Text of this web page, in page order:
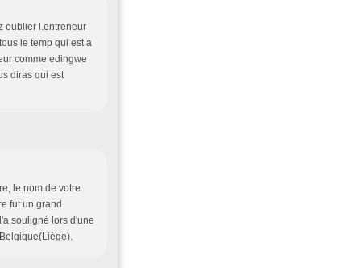
oublier l.entreneur
le temp qui est a
comme edingwe
diras qui est
le nom de votre
fut un grand
souligné lors d'une